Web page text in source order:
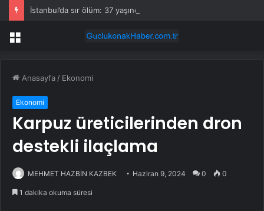
Menü
Anasayfa / Ekonomi
Ekonomi
Karpuz üreticilerinden dron
destekli ilaçlama
MEHMET HAZBİN KAZBEK Haziran 9, 2024 0 0
1 dakika okuma süresi